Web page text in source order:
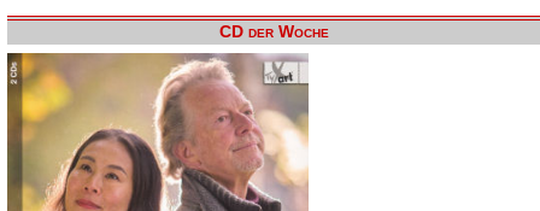
CD der Woche